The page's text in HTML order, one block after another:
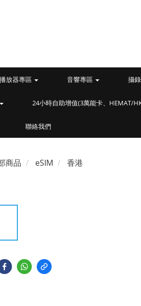
播放器專區 音響專區 攝
24小時自助增值(3萬能卡、HEMAT/
聯絡我們
商品 eSIM 香港